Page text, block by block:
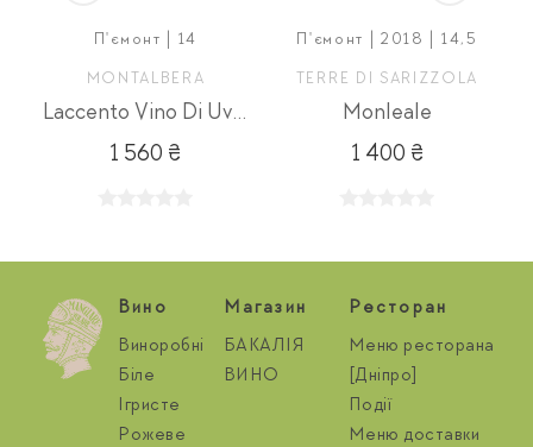
П'ємонт | 14
MONTALBERA
Laccento Vino Di Uve Stramature
1 560 ₴
П'ємонт | 2018 | 14,5
TERRE DI SARIZZOLA
Monleale
1 400 ₴
Вино
Виноробні
Біле
Ігристе
Рожеве
Магазин
БАКАЛІЯ
ВИНО
Ресторан
Меню ресторана
[Дніпро]
Події
Меню доставки